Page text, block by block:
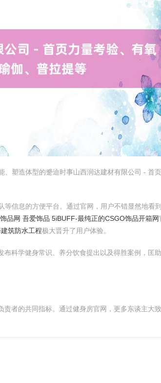
塑造体型的蹙迫时事山西润达建材有限公司 - 首
信息的方便平台。通过官网，用户不错显然地看
品网 吾爱饰品 5iBUFF-最纯正的CSGO饰品开箱网
筑防水工程极大晋升了用户体验。
科学健身常识、养分饮食提出以及得胜案例，匡
者的共同指标。通过健身房官网，更多东谈主大